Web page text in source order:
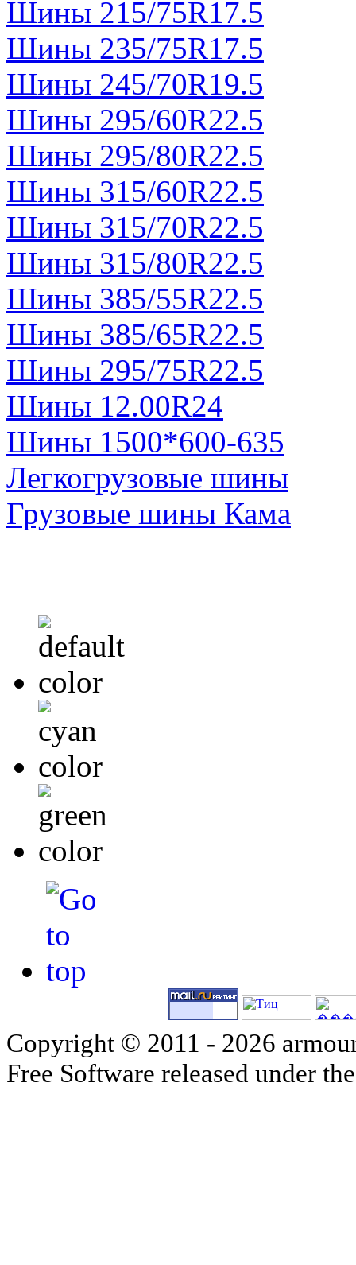
Шины 215/75R17.5
Шины 235/75R17.5
Шины 245/70R19.5
Шины 295/60R22.5
Шины 295/80R22.5
Шины 315/60R22.5
Шины 315/70R22.5
Шины 315/80R22.5
Шины 385/55R22.5
Шины 385/65R22.5
Шины 295/75R22.5
Шины 12.00R24
Шины 1500*600-635
Легкогрузовые шины
Грузовые шины Кама
Copyright © 2011 - 2026
Free Software released under